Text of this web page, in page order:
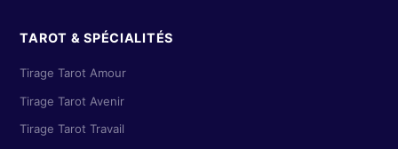
TAROT & SPÉCIALITÉS
Tirage Tarot Amour
Tirage Tarot Avenir
Tirage Tarot Travail